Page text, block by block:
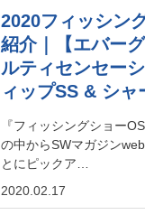
2020フィッシン
紹介｜【エバー
ルティセンセー
ィップSS & シャ
『フィッシングショー
の中からSWマガジン
とにピックア…
2020.02.17